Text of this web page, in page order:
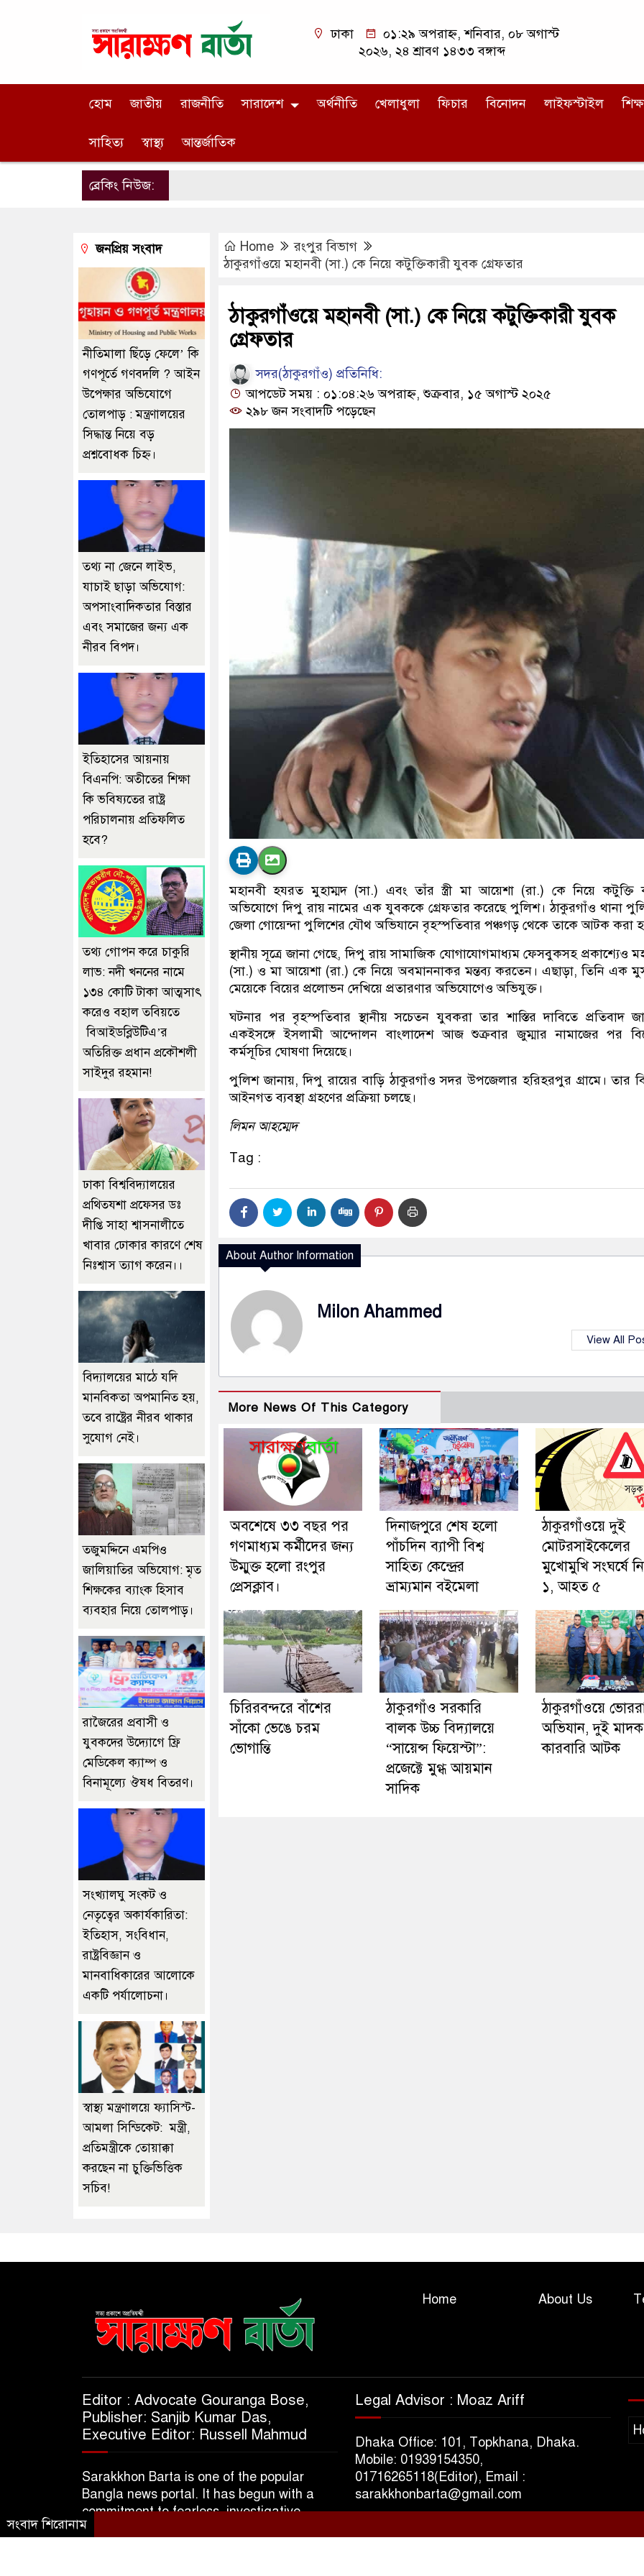
ঢাকা
০১:২৯ অপরাহ্ন, শনিবার, ০৮ অগাস্ট
২০২৬, ২৪ শ্রাবণ ১৪৩৩ বঙ্গাব্দ
হোম জাতীয় রাজনীতি সারাদেশ অর্থনীতি খেলাধুলা ফিচার বিনোদন লাইফস্টাইল
সাহিত্য স্বাস্থ্য আন্তর্জাতিক
ব্রেকিং নিউজ:
Home
রংপুর বিভাগ
ঠাকুরগাঁওয়ে মহানবী (সা.) কে নিয়ে কটুক্তিকারী যুবক গ্রেফতার
ঠাকুরগাঁওয়ে মহানবী (সা.) কে নিয়ে কটুক্তিকারী যুবক
গ্রেফতার
সদর(ঠাকুরগাঁও) প্রতিনিধি:
আপডেট সময় : ০১:০৪:২৬ অপরাহ্ন, শুক্রবার, ১৫ অগাস্ট ২০২৫
২৯৮ জন সংবাদটি পড়েছেন
মহানবী হযরত মুহাম্মদ (সা.) এবং তাঁর স্ত্রী মা আয়েশা (রা.) কে নিয়ে কটুক্তি
অভিযোগে দিপু রায় নামের এক যুবককে গ্রেফতার করেছে পুলিশ। ঠাকুরগাঁও থানা
জেলা গোয়েন্দা পুলিশের যৌথ অভিযানে বৃহস্পতিবার পঞ্চগড় থেকে তাকে আটক করা
স্থানীয় সূত্রে জানা গেছে, দিপু রায় সামাজিক যোগাযোগমাধ্যম ফেসবুকসহ প্রকাশ্যেও
(সা.) ও মা আয়েশা (রা.) কে নিয়ে অবমাননাকর মন্তব্য করতেন। এছাড়া, তিনি এক
মেয়েকে বিয়ের প্রলোভন দেখিয়ে প্রতারণার অভিযোগেও অভিযুক্ত।
ঘটনার পর বৃহস্পতিবার স্থানীয় সচেতন যুবকরা তার শাস্তির দাবিতে প্রতিবাদ
একইসঙ্গে ইসলামী আন্দোলন বাংলাদেশ আজ শুক্রবার জুম্মার নামাজের পর
কর্মসূচির ঘোষণা দিয়েছে।
পুলিশ জানায়, দিপু রায়ের বাড়ি ঠাকুরগাঁও সদর উপজেলার হরিহরপুর গ্রামে। তার
আইনগত ব্যবস্থা গ্রহণের প্রক্রিয়া চলছে।
লিমন আহম্মেদ
Tag :
About Author Information
Milon Ahammed
View All
More News Of This Category
অবশেষে ৩৩ বছর পর
গণমাধ্যম কর্মীদের জন্য
উম্মুক্ত হলো রংপুর
প্রেসক্লাব।
দিনাজপুরে শেষ হলো
পাঁচদিন ব্যাপী বিশ্ব
সাহিত্য কেন্দ্রের
ভ্রাম্যমান বইমেলা
ঠাকুরগাঁওয়ে দুই
মোটরসাইকেলের
মুখোমুখি সংঘর্ষে
১, আহত ৫
চিরিরবন্দরে বাঁশের
সাঁকো ভেঙে চরম
ভোগান্তি
ঠাকুরগাঁও সরকারি
বালক উচ্চ বিদ্যালয়ে
“সায়েন্স ফিয়েস্টা”:
প্রজেক্টে মুগ্ধ আয়মান
সাদিক
ঠাকুরগাঁওয়ে
অভিযান, দুই মাদক
কারবারি আটক
জনপ্রিয় সংবাদ
নীতিমালা ছিঁড়ে ফেলে’ কি
গণপূর্তে গণবদলি ? আইন
উপেক্ষার অভিযোগে
তোলপাড় : মন্ত্রণালয়ের
সিদ্ধান্ত নিয়ে বড়
প্রশ্নবোধক চিহ্ন।
তথ্য না জেনে লাইভ,
যাচাই ছাড়া অভিযোগ:
অপসাংবাদিকতার বিস্তার
এবং সমাজের জন্য এক
নীরব বিপদ।
ইতিহাসের আয়নায়
বিএনপি: অতীতের শিক্ষা
কি ভবিষ্যতের রাষ্ট্র
পরিচালনায় প্রতিফলিত
হবে?
তথ্য গোপন করে চাকুরি
লাভ: নদী খননের নামে
১৩৪ কোটি টাকা আত্মসাৎ
করেও বহাল তবিয়তে
বিআইডব্লিউটিএ’র
অতিরিক্ত প্রধান প্রকৌশলী
সাইদুর রহমান!
ঢাকা বিশ্ববিদ্যালয়ের
প্রথিতযশা প্রফেসর ডঃ
দীপ্তি সাহা শ্বাসনালীতে
খাবার ঢোকার কারণে শেষ
নিঃশ্বাস ত্যাগ করেন।।
বিদ্যালয়ের মাঠে যদি
মানবিকতা অপমানিত হয়,
তবে রাষ্ট্রের নীরব থাকার
সুযোগ নেই।
তজুমদ্দিনে এমপিও
জালিয়াতির অভিযোগ: মৃত
শিক্ষকের ব্যাংক হিসাব
ব্যবহার নিয়ে তোলপাড়।
রাজৈরের‌ প্রবাসী ও
যুবকদের উদ্যোগে ফ্রি
মেডিকেল ক্যাম্প ও
বিনামূল্যে ঔষধ বিতরণ।
সংখ্যালঘু সংকট ও
নেতৃত্বের অকার্যকারিতা:
ইতিহাস, সংবিধান,
রাষ্ট্রবিজ্ঞান ও
মানবাধিকারের আলোকে
একটি পর্যালোচনা।
স্বাস্থ্য মন্ত্রণালয়ে ফ্যাসিস্ট-
আমলা সিন্ডিকেট: মন্ত্রী,
প্রতিমন্ত্রীকে তোয়াক্কা
করছেন না চুক্তিভিত্তিক
সচিব!
Home About Us
Editor : Advocate Gouranga Bose,
Publisher: Sanjib Kumar Das,
Executive Editor: Russell Mahmud
Sarakkhon Barta is one of the popular
Bangla news portal. It has begun with a
commitment to fearless, investigative,
informative & independent journalism.
Legal Advisor : Moaz Ariff
Dhaka Office: 101, Topkhana, Dhaka.
Mobile: 01939154350,
01716265118(Editor), Email :
sarakkhonbarta@gmail.com
সংবাদ শিরোনাম